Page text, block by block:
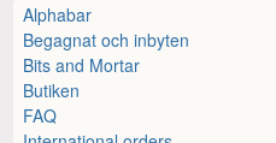
Alphabar
Begagnat och inbyten
Bits and Mortar
Butiken
FAQ